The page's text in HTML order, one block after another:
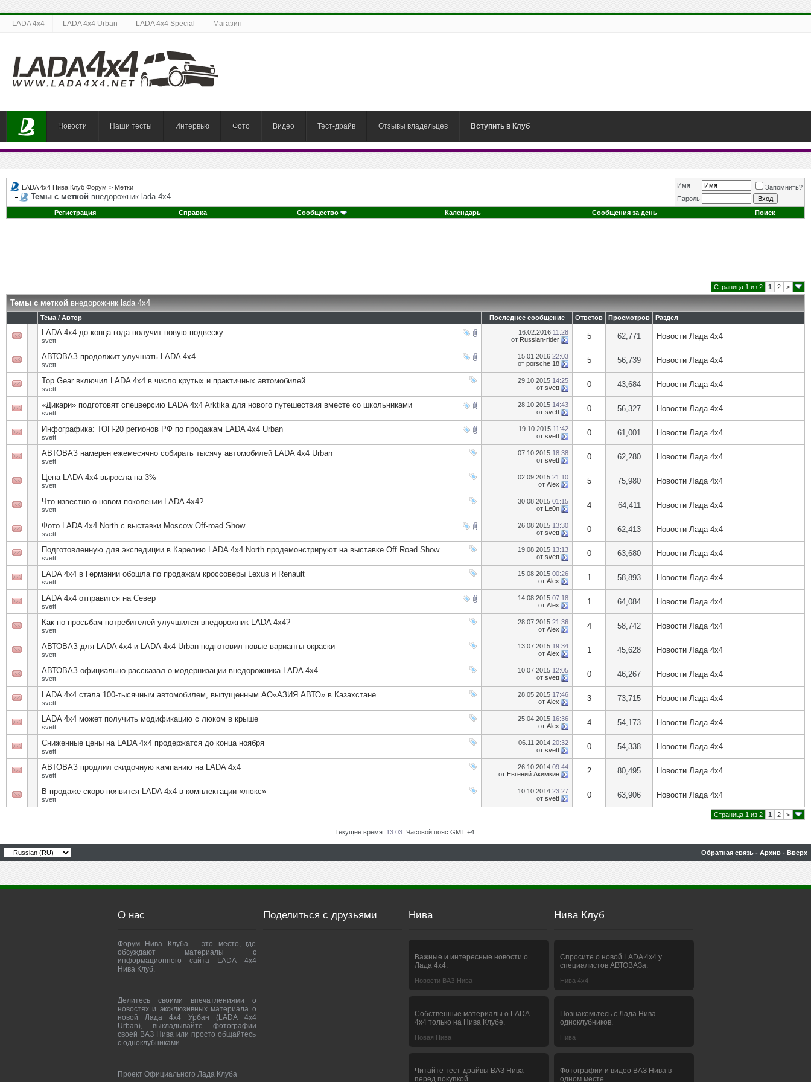
LADA 4x4 LADA 4x4 Urban LADA 4x4 Special Магазин
Новости Наши тесты Интервью Фото Видео Тест-драйв Отзывы владельцев Вступить в Клуб
LADA 4x4 Нива Клуб Форум > Метки
Темы с меткой внедорожник lada 4x4
Имя
Запомнить?
Пароль
Регистрация
Справка Сообщество Календарь Сообщения за день Поиск
Страница 1 из 2 1 2 >
Темы с меткойвнедорожник lada 4x4
Тема / Автор Последнее сообщение Ответов Просмотров Раздел
LADA 4x4 до конца года получит новую подвеску
svett
16.02.2016 11:28
от Russian-rider 5 62,771 Новости Лада 4х4
АВТОВАЗ продолжит улучшать LADA 4x4
svett
15.01.2016 22:03
от porsche 18 5 56,739 Новости Лада 4х4
Top Gear включил LADA 4x4 в число крутых и практичных автомобилей
svett
29.10.2015 14:25
от svett 0 43,684 Новости Лада 4х4
«Дикари» подготовят спецверсию LADA 4x4 Arktika для нового путешествия вместе со школьниками
svett
28.10.2015 14:43
от svett 0 56,327 Новости Лада 4х4
Инфографика: ТОП-20 регионов РФ по продажам LADA 4x4 Urban
svett
19.10.2015 11:42
от svett 0 61,001 Новости Лада 4х4
АВТОВАЗ намерен ежемесячно собирать тысячу автомобилей LADA 4x4 Urban
svett
07.10.2015 18:38
от svett 0 62,280 Новости Лада 4х4
Цена LADA 4x4 выросла на 3%
svett
02.09.2015 21:10
от Alex 5 75,980 Новости Лада 4х4
Что известно о новом поколении LADA 4х4?
svett
30.08.2015 01:15
от Le0n 4 64,411 Новости Лада 4х4
Фото LADA 4x4 North с выставки Moscow Off-road Show
svett
26.08.2015 13:30
от svett 0 62,413 Новости Лада 4х4
Подготовленную для экспедиции в Карелию LADA 4x4 North продемонстрируют на выставке Off Road Show
svett
19.08.2015 13:13
от svett 0 63,680 Новости Лада 4х4
LADA 4x4 в Германии обошла по продажам кроссоверы Lexus и Renault
svett
15.08.2015 00:26
от Alex 1 58,893 Новости Лада 4х4
LADA 4x4 отправится на Север
svett
14.08.2015 07:18
от Alex 1 64,084 Новости Лада 4х4
Как по просьбам потребителей улучшился внедорожник LADA 4x4?
svett
28.07.2015 21:36
от Alex 4 58,742 Новости Лада 4х4
АВТОВАЗ для LADA 4x4 и LADA 4x4 Urban подготовил новые варианты окраски
svett
13.07.2015 19:34
от Alex 1 45,628 Новости Лада 4х4
АВТОВАЗ официально рассказал о модернизации внедорожника LADA 4х4
svett
10.07.2015 12:05
от svett 0 46,267 Новости Лада 4х4
LADA 4x4 стала 100-тысячным автомобилем, выпущенным АО«АЗИЯ АВТО» в Казахстане
svett
28.05.2015 17:46
от Alex 3 73,715 Новости Лада 4х4
LADA 4x4 может получить модификацию с люком в крыше
svett
25.04.2015 16:36
от Alex 4 54,173 Новости Лада 4х4
Сниженные цены на LADA 4x4 продержатся до конца ноября
svett
06.11.2014 20:32
от svett 0 54,338 Новости Лада 4х4
АВТОВАЗ продлил скидочную кампанию на LADA 4x4
svett
26.10.2014 09:44
от Евгений Акимкин 2 80,495 Новости Лада 4х4
В продаже скоро появится LADA 4x4 в комплектации «люкс»
svett
10.10.2014 23:27
от svett 0 63,906 Новости Лада 4х4
Страница 1 из 2 1 2 >
Текущее время: 13:03 . Часовой пояс GMT +4.
Обратная связь - Архив - Вверх
О нас
Форум Нива Клуба - это место, где
обсуждают материалы с
информационного сайта LADA 4x4
Нива Клуб.
Делитесь своими впечатлениями о
новостях и эксклюзивных материала о
новой Лада 4х4 Урбан (LADA 4x4
Urban), выкладывайте фотографии
своей ВАЗ Нива или просто общайтесь
с одноклубниками.
Проект Официального Лада Клуба
Поделиться с друзьями Нива
Важные и интересные новости о
Лада 4х4.
Новости ВАЗ Нива
Собственные материалы о LADA
4x4 только на Нива Клубе.
Новая Нива
Читайте тест-драйвы ВАЗ Нива
перед покупкой.
Нива Клуб
Спросите о новой LADA 4x4 у
специалистов АВТОВАЗа.
Нива 4х4
Познакомьтесь с Лада Нива
одноклубников.
Нива
Фотографии и видео ВАЗ Нива в
одном месте.